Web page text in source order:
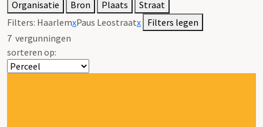
Organisatie
Bron Plaats
Straat
Filters: HaarlemxPaus Leostraatx Filters legen
7 vergunningen
sorteren op: